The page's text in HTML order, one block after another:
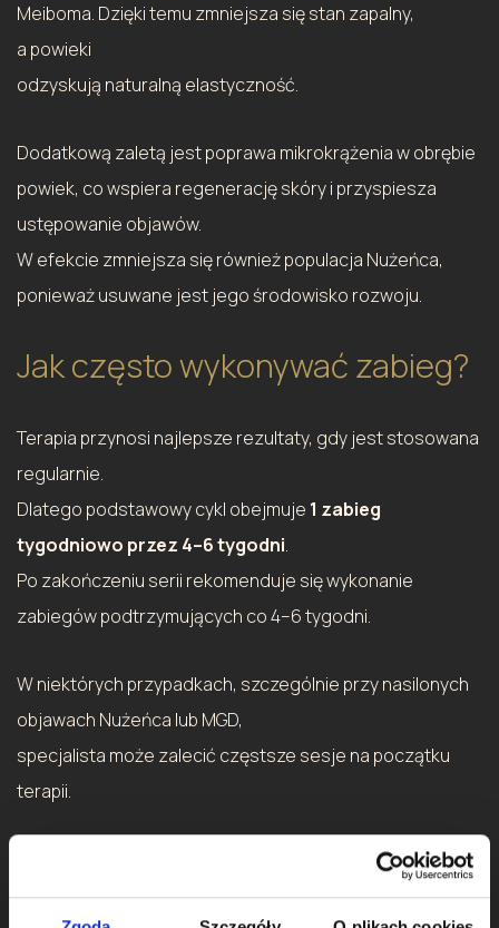
Meiboma. Dzięki temu zmniejsza się stan zapalny,
a powieki
odzyskują naturalną elastyczność.
Dodatkową zaletą jest poprawa mikrokrążenia w obrębie
powiek, co wspiera regenerację skóry i przyspiesza
ustępowanie objawów.
W efekcie zmniejsza się również populacja Nużeńca,
ponieważ usuwane jest jego środowisko rozwoju.
Jak często wykonywać zabieg?
Terapia przynosi najlepsze rezultaty, gdy jest stosowana
regularnie.
Dlatego podstawowy cykl obejmuje 1 zabieg
tygodniowo przez 4–6 tygodni.
Po zakończeniu serii rekomenduje się wykonanie
zabiegów podtrzymujących co 4–6 tygodni.
W niektórych przypadkach, szczególnie przy nasilonych
objawach Nużeńca lub MGD,
specjalista może zalecić częstsze sesje na początku
terapii.
do wykonania zabiegu